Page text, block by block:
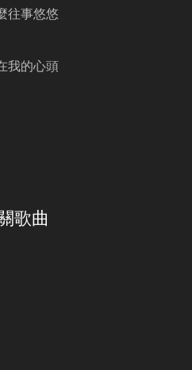
往事悠悠
我的心頭
歌曲